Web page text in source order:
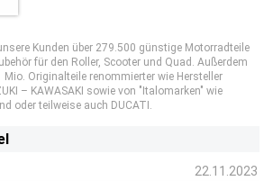
Kunden über 279.500 günstige Motorradteile
für den Roller, Scooter und Quad. Außerdem
Mio. Originalteile renommierter wie Hersteller
– KAWASAKI sowie von "Italomarken" wie
oder teilweise auch DUCATI.
22.11.2023